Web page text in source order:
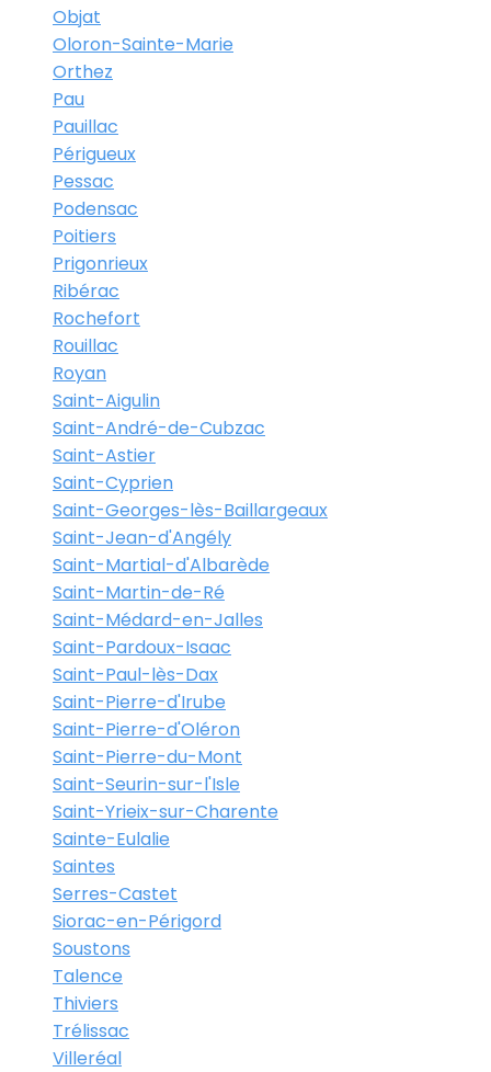
Objat
Oloron-Sainte-Marie
Orthez
Pau
Pauillac
Périgueux
Pessac
Podensac
Poitiers
Prigonrieux
Ribérac
Rochefort
Rouillac
Royan
Saint-Aigulin
Saint-André-de-Cubzac
Saint-Astier
Saint-Cyprien
Saint-Georges-lès-Baillargeaux
Saint-Jean-d'Angély
Saint-Martial-d'Albarède
Saint-Martin-de-Ré
Saint-Médard-en-Jalles
Saint-Pardoux-Isaac
Saint-Paul-lès-Dax
Saint-Pierre-d'Irube
Saint-Pierre-d'Oléron
Saint-Pierre-du-Mont
Saint-Seurin-sur-l'Isle
Saint-Yrieix-sur-Charente
Sainte-Eulalie
Saintes
Serres-Castet
Siorac-en-Périgord
Soustons
Talence
Thiviers
Trélissac
Villeréal